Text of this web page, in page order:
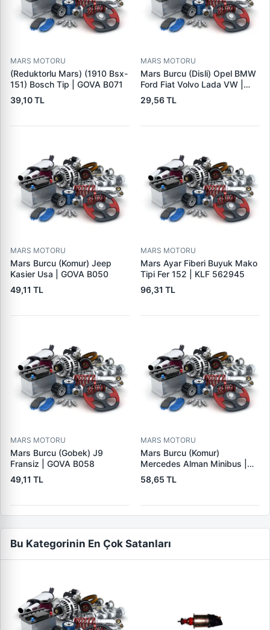
MARS MOTORU
(Reduktorlu Mars) (1910 Bsx-
151) Bosch Tip | GOVA B071
39,10 TL
MARS MOTORU
Mars Burcu (Disli) Opel BMW
Ford Fiat Volvo Lada VW |
GOVA B090
29,56 TL
MARS MOTORU
Mars Burcu (Komur) Jeep
Kasier Usa | GOVA B050
49,11 TL
MARS MOTORU
Mars Ayar Fiberi Buyuk Mako
Tipi Fer 152 | KLF 562945
96,31 TL
MARS MOTORU
Mars Burcu (Gobek) J9
Fransiz | GOVA B058
49,11 TL
MARS MOTORU
Mars Burcu (Komur)
Mercedes Alman Minibus |
GOVA B035
58,65 TL
Bu Kategorinin En Çok Satanları